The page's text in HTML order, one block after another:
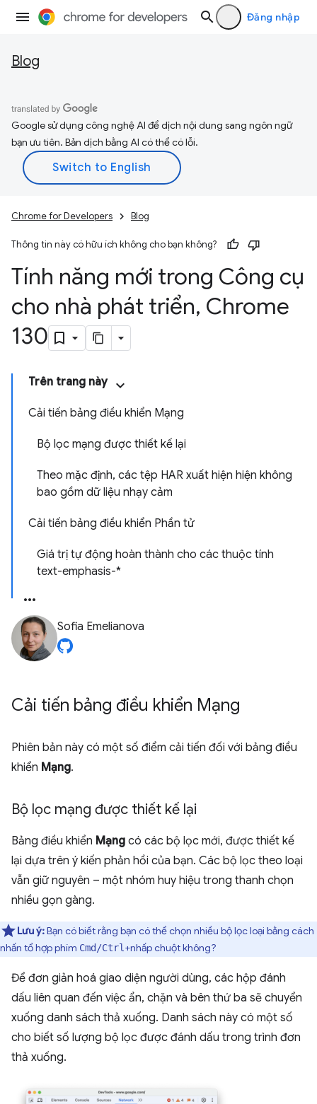
Đăng nhập
Blog
Google sử dụng công nghệ AI để dịch nội dung sang ngôn ngữ
bạn ưu tiên. Bản dịch bằng AI có thể có lỗi.
Chrome for Developers Blog
Thông tin này có hữu ích không cho bạn không?
Tính năng mới trong Công cụ
cho nhà phát triển, Chrome
130
Trên trang này
Cải tiến bảng điều khiển Mạng
Bộ lọc mạng được thiết kế lại
Theo mặc định, các tệp HAR xuất hiện hiện không
bao gồm dữ liệu nhạy cảm
Cải tiến bảng điều khiển Phần tử
Giá trị tự động hoàn thành cho các thuộc tính
text-emphasis-*
Sofia Emelianova
Cải tiến bảng điều khiển Mạng
Phiên bản này có một số điểm cải tiến đối với bảng điều
khiển Mạng.
Bộ lọc mạng được thiết kế lại
Bảng điều khiển Mạng có các bộ lọc mới, được thiết kế
lại dựa trên ý kiến phản hồi của bạn. Các bộ lọc theo loại
vẫn giữ nguyên – một nhóm huy hiệu trong thanh chọn
nhiều gọn gàng.
Lưu ý:Bạn có biết rằng bạn có thể chọn nhiều bộ lọc loại bằng cách
nhấn tổ hợp phím Cmd/Ctrl +nhấp chuột không?
Để đơn giản hoá giao diện người dùng, các hộp đánh
dấu liên quan đến việc ẩn, chặn và bên thứ ba sẽ chuyển
xuống danh sách thả xuống. Danh sách này có một số
cho biết số lượng bộ lọc được đánh dấu trong trình đơn
thả xuống.